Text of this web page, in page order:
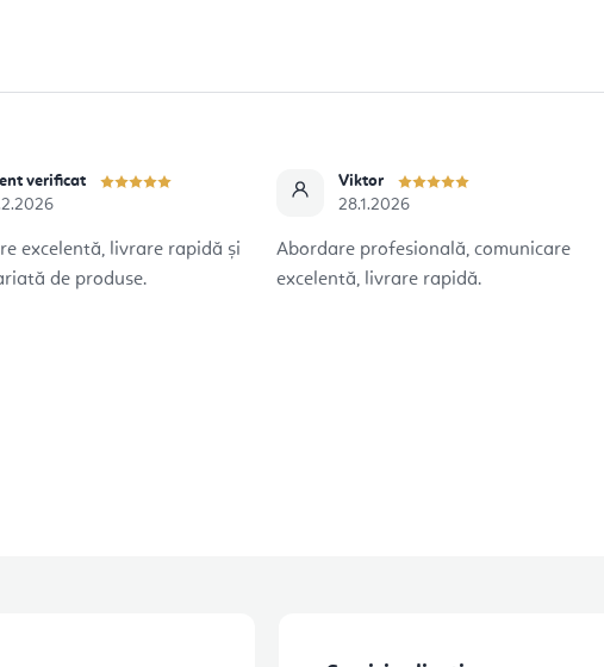
t
o
u
l
verificat
excelentă, livrare rapidă și
de produse.
Viktor
28.1.2026
Abordare profesională, comunicare
excelentă, livrare rapidă.